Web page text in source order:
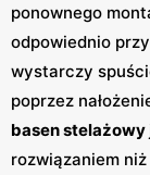
ponownego
odpowiednio
wystarczy
poprzez
basen stelażowy
rozwiązaniem